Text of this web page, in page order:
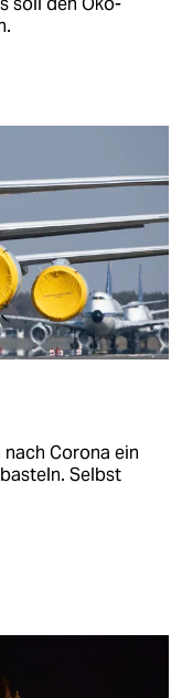
Corona ein
Selbst